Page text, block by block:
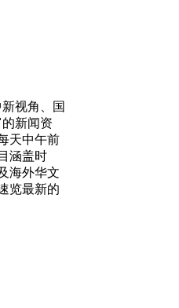
视角、国
新闻资
天中午前
涵盖时
海外华文
览最新的